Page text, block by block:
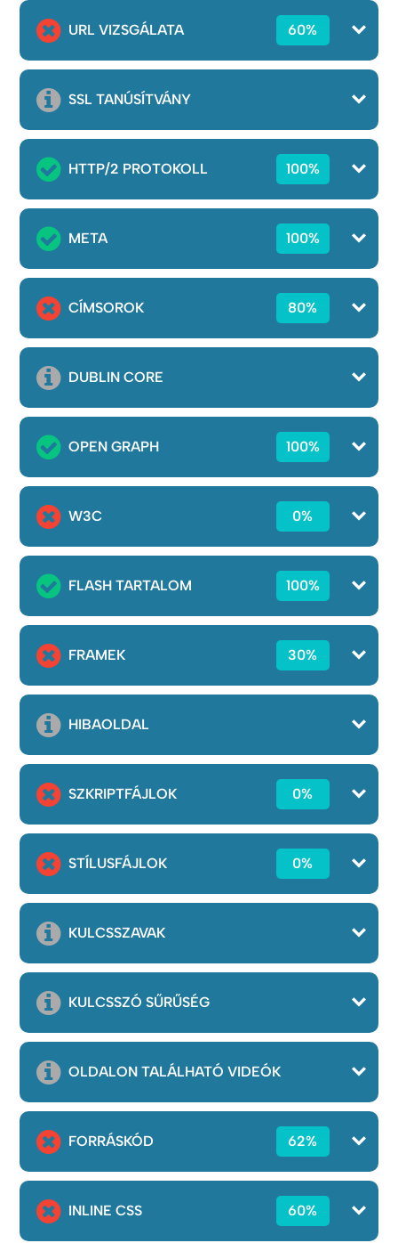
URL VIZSGÁLATA 60%
SSL TANÚSÍTVÁNY
HTTP/2 PROTOKOLL 100%
META 100%
CÍMSOROK 80%
DUBLIN CORE
OPEN GRAPH 100%
W3C 0%
FLASH TARTALOM 100%
FRAMEK 30%
HIBAOLDAL
SZKRIPTFÁJLOK 0%
STÍLUSFÁJLOK 0%
KULCSSZAVAK
KULCSSZÓ SŰRŰSÉG
OLDALON TALÁLHATÓ VIDEÓK
FORRÁSKÓD 62%
INLINE CSS 60%